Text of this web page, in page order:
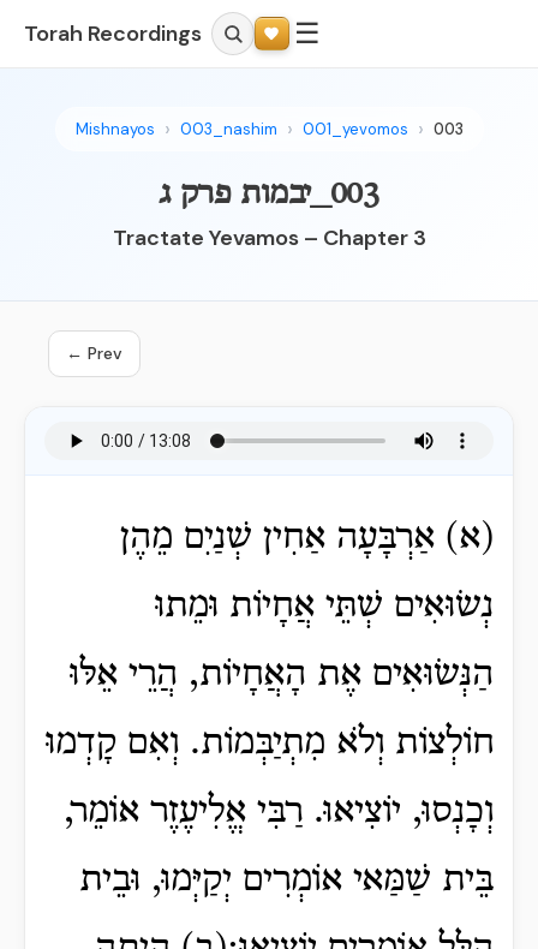
Torah Recordings ☰
Mishnayos 003_nashim 001_yevomos 003
003_יבמות פרק ג
Tractate Yevamos – Chapter 3
← Prev
(א) אַרְבָּעָה אַחִין שְׁנַיִם מֵהֶן
נְשׂוּאִים שְׁתֵּי אֲחָיוֹת וּמֵתוּ
הַנְּשׂוּאִים אֶת הָאֲחָיוֹת, הֲרֵי אֵלּוּ
חוֹלְצוֹת וְלֹא מִתְיַבְּמוֹת. וְאִם קָדְמוּ
וְכָנְסוּ, יוֹצִיאוּ. רַבִּי אֱלִיעֶזֶר אוֹמֵר,
בֵּית שַׁמַּאי אוֹמְרִים יְקַיְּמוּ, וּבֵית